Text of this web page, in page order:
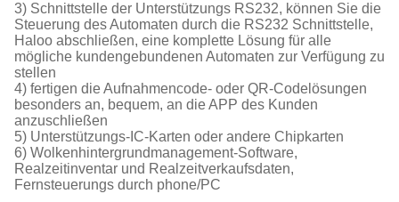
3) Schnittstelle der Unterstützungs RS232, können Sie die
Steuerung des Automaten durch die RS232 Schnittstelle,
Haloo abschließen, eine komplette Lösung für alle
mögliche kundengebundenen Automaten zur Verfügung zu
stellen
4) fertigen die Aufnahmencode- oder QR-Codelösungen
besonders an, bequem, an die APP des Kunden
anzuschließen
5) Unterstützungs-IC-Karten oder andere Chipkarten
6) Wolkenhintergrundmanagement-Software,
Realzeitinventar und Realzeitverkaufsdaten,
Fernsteuerungs durch phone/PC